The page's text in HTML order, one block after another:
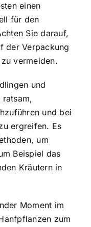
einen
für den
Sie darauf,
der Verpackung
vermeiden.
und
ratsam,
und bei
ergreifen. Es
um
Beispiel das
Kräutern in
Moment im
zum